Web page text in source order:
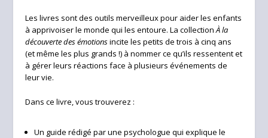
Les livres sont des outils merveilleux pour aider les enfants
à apprivoiser le monde qui les entoure. La collectionÀ la
découverte des émotionsincite les petits de trois à cinq ans
(et même les plus grands !) à nommer ce qu’ils ressentent et
à gérer leurs réactions face à plusieurs événements de
leur vie.
Dans ce livre, vous trouverez :
Un guide rédigé par une psychologue qui explique le